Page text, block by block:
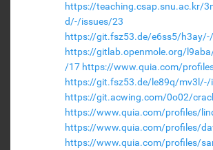
https://teaching.csap.snu.ac.kr/
d/-/issues/23
https://git.fsz53.de/e6ss5/
https://gitlab.openmole.org/
/17 https://www.quia.com/
https://git.fsz53.de/le89q/mv3l/-/
https://git.acwing.com/0o02/
https://www.quia.com/profiles/
https://www.quia.com/profiles/
https://www.quia.com/profiles/